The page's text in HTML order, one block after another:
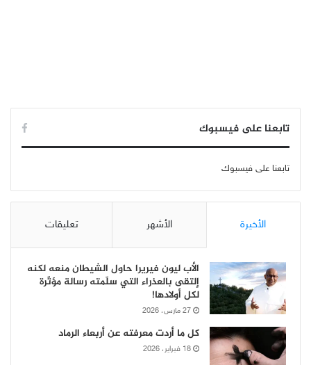
تابعنا على فيسبوك
تابعنا على فيسبوك
الأخيرة الأشهر تعليقات
الأب ليون فيريرا حاول الشيطان منعه لكنه
إلتقى بالعذراء التي سلّمته رسالة مؤثّرة
لكل أولادها!
27 مارس، 2026
كل ما أردت معرفته عن أربعاء الرماد
18 فبراير، 2026